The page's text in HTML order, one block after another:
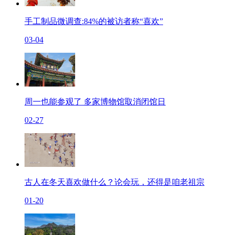
手工制品微调查:84%的被访者称“喜欢”
03-04
周一也能参观了 多家博物馆取消闭馆日
02-27
古人在冬天喜欢做什么？论会玩，还得是咱老祖宗
01-20